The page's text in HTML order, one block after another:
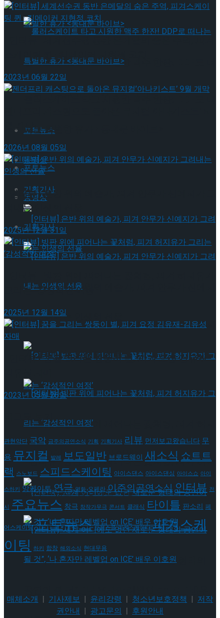
롤러스케이트 타고 시원한 맥주 한잔! DDP로 떠
나는 특별한 휴가 <동대문 바이브>
포토뉴스
동영상
기획기사
[인터뷰] 은반 위의 예술가, 피겨 안무가 신예지
가 그려내는 인생의 선율
[인터뷰] 빙판 위에 피어나는 꽃처럼, 피겨 허지
유가 그리는 ‘감성적인 여정’
[인터뷰] “세계 어디에도 없던 새로운 형태의
나는 특별한 휴가 <동대문 바이브>
포토뉴스
동영상
기획기사
[인터뷰] 은반 위의 예술가, 피겨 안무가 신예지
가 그려내는 인생의 선율
[인터뷰] 빙판 위에 피어나는 꽃처럼, 피겨 허지
유가 그리는 ‘감성적인 여정’
[인터뷰] “세계 어디에도 없던 새로운 형태의
스케이팅 퀸 · 킹메이커 지현정 코치
2023년 06월 22일
월 개막
2026년 08월 05일
[인터뷰] 은반 위의 예술가, 피겨 안무가 신예지가 그
려내는 인생의 선율
2025년 12월 31일
그리는 ‘감성적인 여정’
2025년 12월 14일
[인터뷰] 꿈을 그리는 쌍둥이 별, 피겨 요정 김유재-
2023년 05월 26일
태그로 보기
관현악단 국악 금주의공연소식 기획 기획기사 리뷰 먼저보고왔습니다 무
용 뮤지컬 발레 보도일반 브로드웨이 새소식쇼트트
랙 스노보드 스피드스케이팅 아이스댄스 아이스댄싱 아이스쇼 아이
스하키 앙케이트 연극 영화 오페라 이주의공연소식인터뷰 전
시 주요뉴스 창극 창작가무극 콘서트 클래식 타이틀 판소리 페
어스케이팅 포토뉴스 프레스콜 피겨스케이티 피겨스케
이팅 하키 합창 해외소식 현대무용
매체소개 | 기사제보 | 윤리강령 | 청소년보호정책 | 저작
권안내 | 광고문의 | 후원안내